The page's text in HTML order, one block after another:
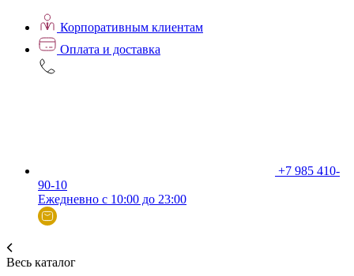
Корпоративным клиентам
Оплата и доставка
+7 985 410-
90-10
Ежедневно с 10:00 до 23:00
Весь каталог